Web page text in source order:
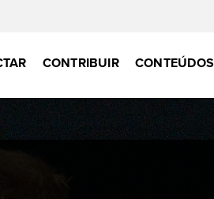
CONTRIBUIR CONTEÚDOS